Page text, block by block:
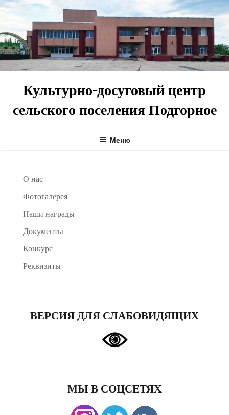
Перейти
содержимому
Культурно-досуговый центр
сельского поселения Подгорное
Меню
О нас
Фотогалерея
Наши награды
Документы
Конкурс
Реквизиты
ВЕРСИЯ ДЛЯ СЛАБОВИДЯЩИХ
МЫ В СОЦСЕТЯХ